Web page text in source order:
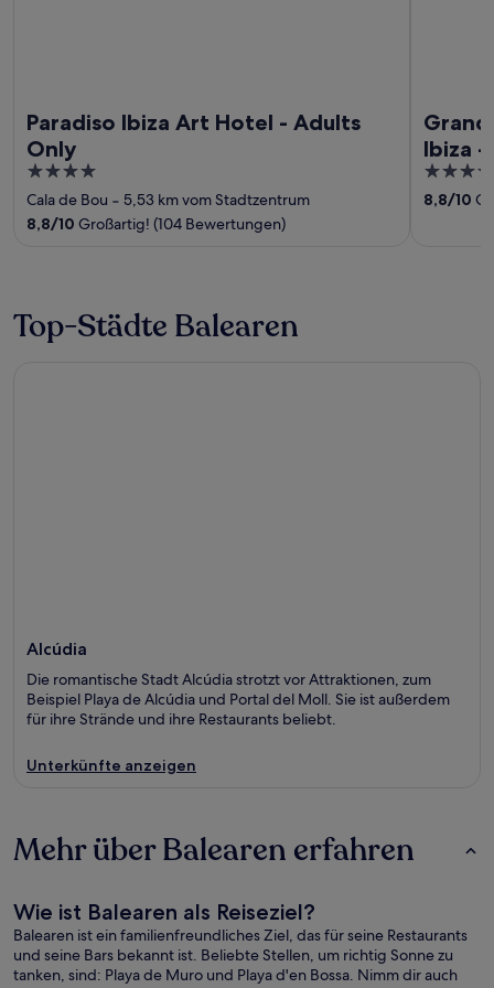
Paradiso Ibiza Art Hotel - Adults
Only
4
out
of
Cala de Bou ‐ 5,53 km vom Stadtzentrum
8,8/10 Großartig! (104 Bewertungen)
Grand
Ibiza -
5
out
8,8/10
Top-Städte Balearen
Alcúdia
Die romantische Stadt Alcúdia strotzt vor Attraktionen, zum
Beispiel Playa de Alcúdia und Portal del Moll. Sie ist außerdem
für ihre Strände und ihre Restaurants beliebt.
Unterkünfte anzeigen
Mehr über Balearen erfahren
Wie ist Balearen als Reiseziel?
Balearen ist ein familienfreundliches Ziel, das für seine Restaurants
und seine Bars bekannt ist. Beliebte Stellen, um richtig Sonne zu
tanken, sind: Playa de Muro und Playa d'en Bossa. Nimm dir auch